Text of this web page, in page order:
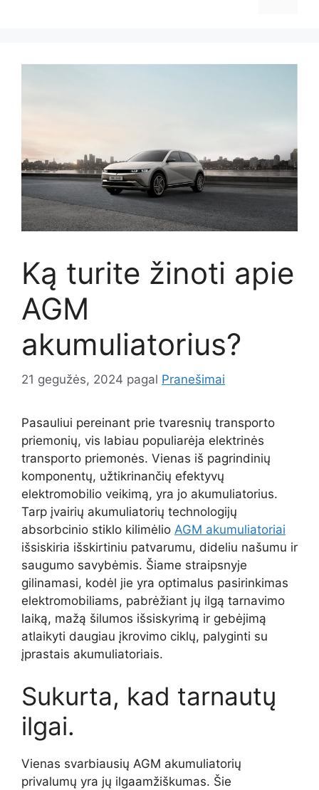
Ką turite žinoti apie
AGM
akumuliatorius?
21 gegužės, 2024 pagal Pranešimai
Pasauliui pereinant prie tvaresnių transporto
priemonių, vis labiau populiarėja elektrinės
transporto priemonės. Vienas iš pagrindinių
komponentų, užtikrinančių efektyvų
elektromobilio veikimą, yra jo akumuliatorius.
Tarp įvairių akumuliatorių technologijų
absorbcinio stiklo kilimėlio AGM akumuliatoriai
išsiskiria išskirtiniu patvarumu, dideliu našumu ir
saugumo savybėmis. Šiame straipsnyje
gilinamasi, kodėl jie yra optimalus pasirinkimas
elektromobiliams, pabrėžiant jų ilgą tarnavimo
laiką, mažą šilumos išsiskyrimą ir gebėjimą
atlaikyti daugiau įkrovimo ciklų, palyginti su
įprastais akumuliatoriais.
Sukurta, kad tarnautų
ilgai.
Vienas svarbiausių AGM akumuliatorių
privalumų yra jų ilgaamžiškumas. Šie